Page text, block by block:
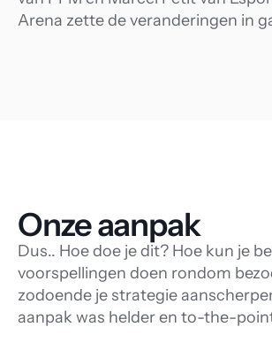
Arena zette de veranderingen in
Onze aanpak
Dus.. Hoe doe je dit? Hoe kun je
voorspellingen doen rondom
zodoende je strategie
aanpak was helder en to-the-